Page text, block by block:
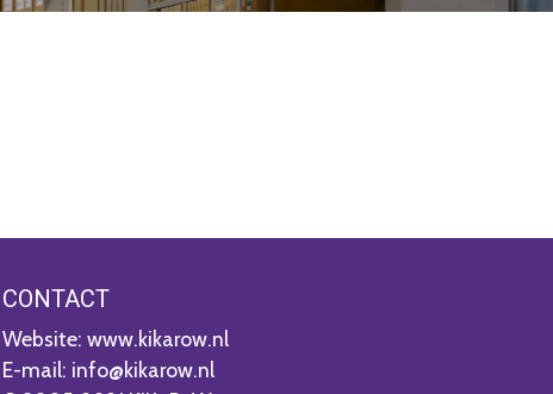
CONTACT
Website: www.kikarow.nl
E-mail: info@kikarow.nl